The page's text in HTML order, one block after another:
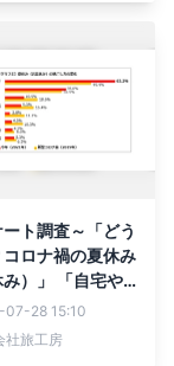
ート調査～「どう
ロナ禍の夏休み
み）」 「自宅や
す」が9割超
省」は約1割 新
染拡大前より遠
07-28 15:10
社旅工房